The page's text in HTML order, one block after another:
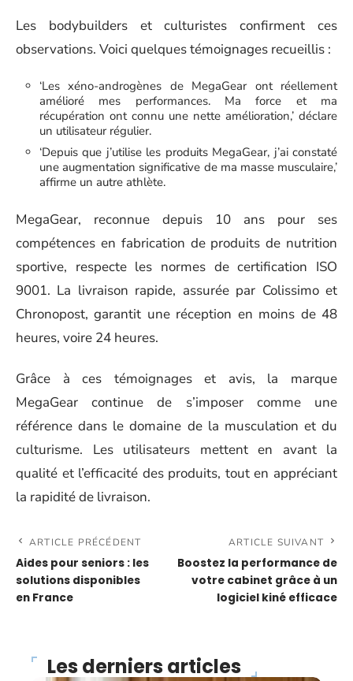
Les bodybuilders et culturistes confirment ces
observations. Voici quelques témoignages recueillis :
‘Les xéno-androgènes de MegaGear ont réellement
amélioré mes performances. Ma force et ma
récupération ont connu une nette amélioration,’ déclare
un utilisateur régulier.
‘Depuis que j’utilise les produits MegaGear, j’ai constaté
une augmentation significative de ma masse musculaire,’
affirme un autre athlète.
MegaGear, reconnue depuis 10 ans pour ses
compétences en fabrication de produits de nutrition
sportive, respecte les normes de certification ISO
9001. La livraison rapide, assurée par Colissimo et
Chronopost, garantit une réception en moins de 48
heures, voire 24 heures.
Grâce à ces témoignages et avis, la marque
MegaGear continue de s’imposer comme une
référence dans le domaine de la musculation et du
culturisme. Les utilisateurs mettent en avant la
qualité et l’efficacité des produits, tout en appréciant
la rapidité de livraison.
ARTICLE PRÉCÉDENT
Aides pour seniors : les
solutions disponibles
en France
ARTICLE SUIVANT
Boostez la performance de
votre cabinet grâce à un
logiciel kiné efficace
Les derniers articles